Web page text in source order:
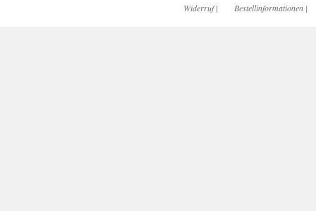
Widerruf| Bestellinformationen |